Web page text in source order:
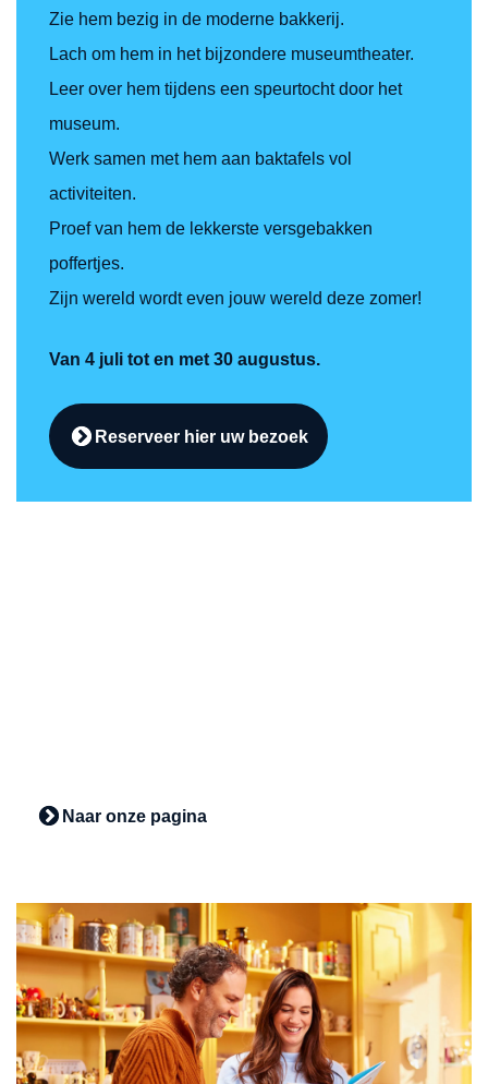
Zie hem bezig in de moderne bakkerij.
Lach om hem in het bijzondere museumtheater.
Leer over hem tijdens een speurtocht door het
museum.
Werk samen met hem aan baktafels vol
activiteiten.
Proef van hem de lekkerste versgebakken
poffertjes.
Zijn wereld wordt even jouw wereld deze zomer!
Van 4 juli tot en met 30 augustus.
Reserveer hier uw bezoek
Naar onze pagina